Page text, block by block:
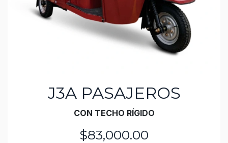
J3A PASAJEROS
CON TECHO RÍGIDO
$83,000.00